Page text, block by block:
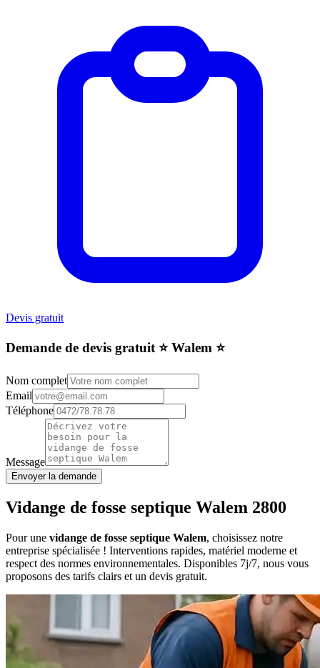
Devis gratuit
Demande de devis gratuit ⭐️ Walem ⭐️
Nom complet
Email
Téléphone
Message
Envoyer la demande
Vidange de fosse septique Walem 2800
Pour une vidange de fosse septique Walem, choisissez notre
entreprise spécialisée ! Interventions rapides, matériel moderne et
respect des normes environnementales. Disponibles 7j/7, nous vous
proposons des tarifs clairs et un devis gratuit.